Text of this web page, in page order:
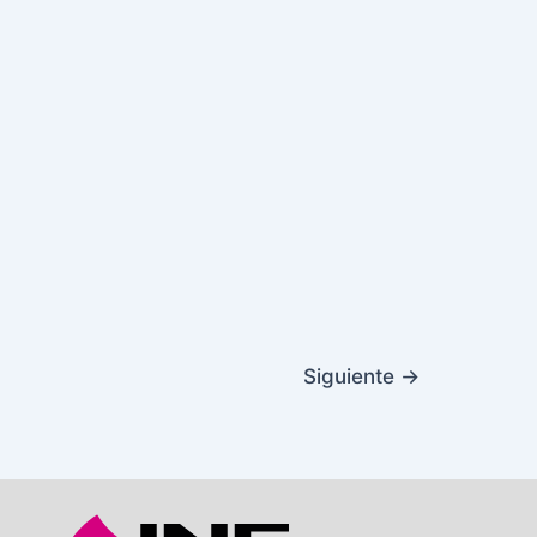
Siguiente →